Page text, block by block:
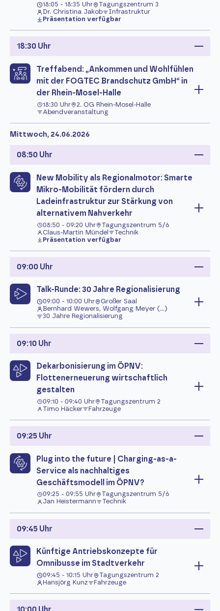
18:05 - 18:35 Uhr
Tagungszentrum 3
Dr. Christina Jakob
Infrastruktur
Präsentation verfügbar
18:30 Uhr
Treffabend: „Ankommen und Wohlfühlen
mit der FOGTEC Brandschutz GmbH“ in
der Rhein-Mosel-Halle
18:30 Uhr
2. OG Rhein-Mosel-Halle
Abendveranstaltung
Mittwoch, 24.06.2026
08:50 Uhr
New Mobility als Regionalmotor: Smarte
Mikro-Mobilität fördern durch
Ladeinfrastruktur zur Stärkung von
alternativem Nahverkehr
08:50 - 09:20 Uhr
Tagungszentrum 5/6
Claus-Martin Mündel
Technik
Präsentation verfügbar
09:00 Uhr
Talk-Runde: 30 Jahre Regionalisierung
09:00 - 10:00 Uhr
Großer Saal
Bernhard Wewers, Wolfgang Meyer (...)
30 Jahre Regionalisierung
09:10 Uhr
Dekarbonisierung im ÖPNV:
Flottenerneuerung wirtschaftlich
gestalten
09:10 - 09:40 Uhr
Tagungszentrum 2
Timo Häcker
Fahrzeuge
09:25 Uhr
Plug into the future | Charging-as-a-
Service als nachhaltiges
Geschäftsmodell im ÖPNV?
09:25 - 09:55 Uhr
Tagungszentrum 5/6
Jan Heistermann
Technik
09:45 Uhr
Künftige Antriebskonzepte für
Omnibusse im Stadtverkehr
09:45 - 10:15 Uhr
Tagungszentrum 2
Hansjörg Kunz
Fahrzeuge